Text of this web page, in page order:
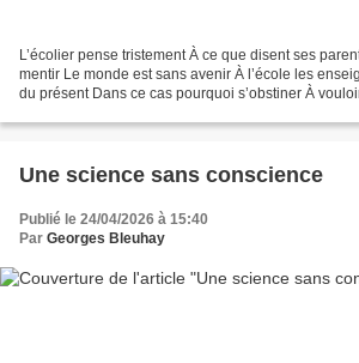
L’écolier pense tristement À ce que disent ses
mentir Le monde est sans avenir À l’école les
du présent Dans ce cas pourquoi s’obstiner À
Une science sans conscience
Publié le 24/04/2026 à 15:40
Par Georges Bleuhay